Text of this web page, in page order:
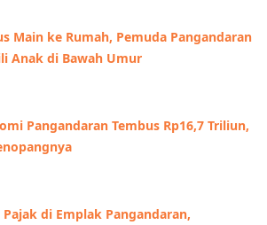
Main ke Rumah, Pemuda Pangandaran
Anak di Bawah Umur
Pangandaran Tembus Rp16,7 Triliun,
Pajak di Emplak Pangandaran,